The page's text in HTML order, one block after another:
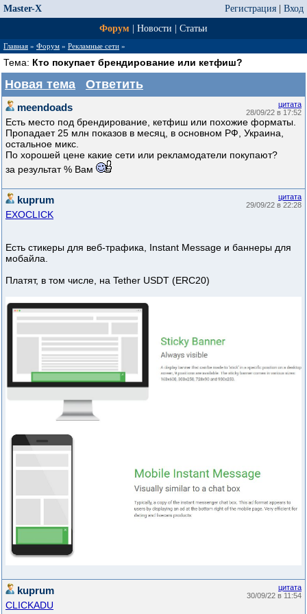
Master-X Регистрация
Вход
Форум
Новости Статьи
Главная » Форум » Рекламные сети »
Тема: Кто покупает брендирование или кетфиш?
Новая тема Ответить
цитата
28/09/22 в 17:52
meendoads
Есть место под брендирование, кетфиш или похожие форматы.
Пропадает 25 млн показов в месяц, в основном РФ, Украина,
остальное микс.
По хорошей цене какие сети или рекламодатели покупают?
за результат % Вам
цитата
29/09/22 в 22:28
kuprum
EXOCLICK
Есть стикеры для веб-трафика, Instant Message и баннеры для
мобайла.
Платят, в том числе, на Tether USDT (ERC20)
цитата
30/09/22 в 11:54
kuprum
CLICKADU